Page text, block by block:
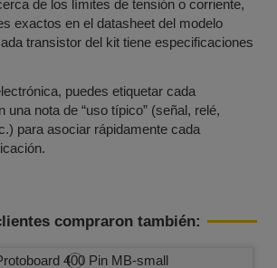
de los límites de tensión o corriente,
exactos en el datasheet del modelo
transistor del kit tiene especificaciones
puedes etiquetar cada
una nota de “uso típico” (señal, relé,
para asociar rápidamente cada
compraron también: